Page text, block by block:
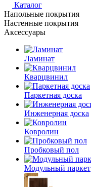
Каталог
Напольные покрытия
Настенные покрытия
Аксессуары
Ламинат
Кварцвинил
Паркетная доска
Инженерная доска
Ковролин
Пробковый пол
Модульный паркет